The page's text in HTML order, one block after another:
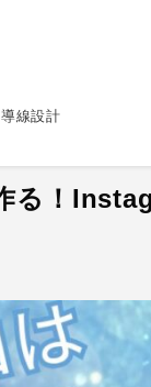
線設計
る！